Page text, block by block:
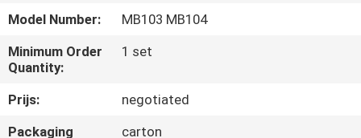
KWALITEITSCONTROLE
CONTACTEER
ONS
Model Number:
MB103 MB104
Minimum Order
Quantity:
1 set
Prijs:
negotiated
Packaging
carton